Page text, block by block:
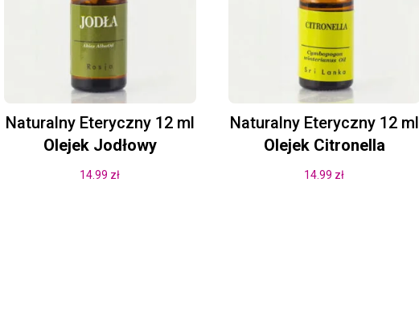
Naturalny Eteryczny 12 ml
Olejek Jodłowy
14.99 zł
Naturalny Eteryczny 12 ml
Olejek Citronella
14.99 zł